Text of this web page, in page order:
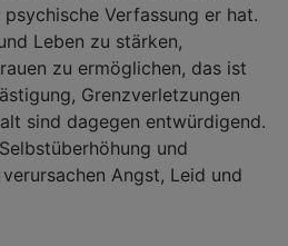
Verfassung er hat.
Leben zu stärken,
zu ermöglichen, das ist
Grenzverletzungen
sind dagegen entwürdigend.
und
Angst, Leid und